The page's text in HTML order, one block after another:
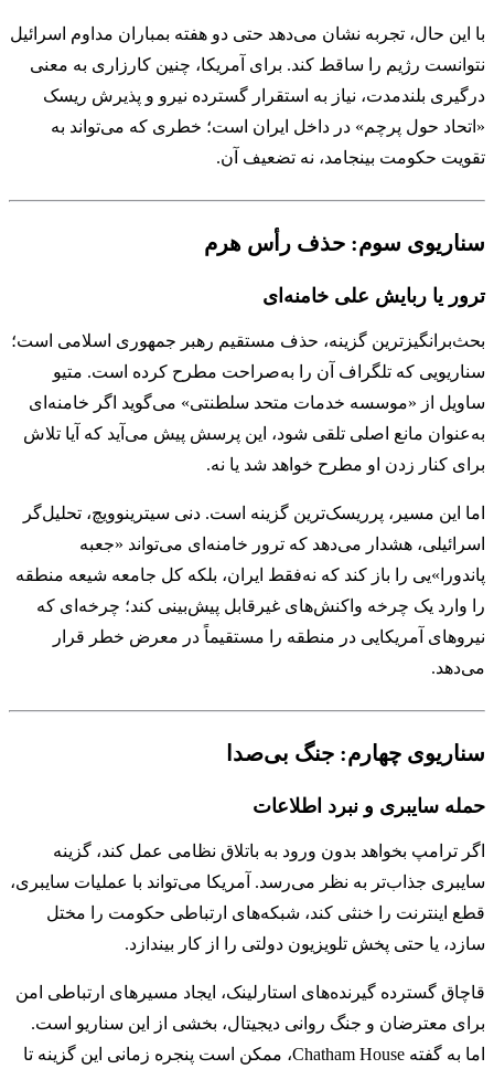
با این حال، تجربه نشان می‌دهد حتی دو هفته بمباران مداوم اسرائیل
نتوانست رژیم را ساقط کند. برای آمریکا، چنین کارزاری به معنی
درگیری بلندمدت، نیاز به استقرار گسترده نیرو و پذیرش ریسک
«اتحاد حول پرچم» در داخل ایران است؛ خطری که می‌تواند به
تقویت حکومت بینجامد، نه تضعیف آن.
سناریوی سوم: حذف رأس هرم
ترور یا ربایش علی خامنه‌ای
بحث‌برانگیزترین گزینه، حذف مستقیم رهبر جمهوری اسلامی است؛
سناریویی که تلگراف آن را به‌صراحت مطرح کرده است. متیو
ساویل از «موسسه خدمات متحد سلطنتی» می‌گوید اگر خامنه‌ای
به‌عنوان مانع اصلی تلقی شود، این پرسش پیش می‌آید که آیا تلاش
برای کنار زدن او مطرح خواهد شد یا نه.
اما این مسیر، پرریسک‌ترین گزینه است. دنی سیترینوویچ، تحلیل‌گر
اسرائیلی، هشدار می‌دهد که ترور خامنه‌ای می‌تواند «جعبه
پاندورا»یی را باز کند که نه‌فقط ایران، بلکه کل جامعه شیعه منطقه
را وارد یک چرخه واکنش‌های غیرقابل پیش‌بینی کند؛ چرخه‌ای که
نیروهای آمریکایی در منطقه را مستقیماً در معرض خطر قرار
می‌دهد.
سناریوی چهارم: جنگ بی‌صدا
حمله سایبری و نبرد اطلاعات
اگر ترامپ بخواهد بدون ورود به باتلاق نظامی عمل کند، گزینه
سایبری جذاب‌تر به نظر می‌رسد. آمریکا می‌تواند با عملیات سایبری،
قطع اینترنت را خنثی کند، شبکه‌های ارتباطی حکومت را مختل
سازد، یا حتی پخش تلویزیون دولتی را از کار بیندازد.
قاچاق گسترده گیرنده‌های استارلینک، ایجاد مسیرهای ارتباطی امن
برای معترضان و جنگ روانی دیجیتال، بخشی از این سناریو است.
اما به گفته Chatham House، ممکن است پنجره زمانی این گزینه تا